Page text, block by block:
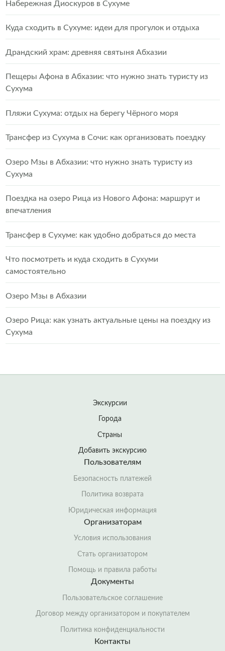
Набережная Диоскуров в Сухуме
Куда сходить в Сухуме: идеи для прогулок и отдыха
Драндский храм: древняя святыня Абхазии
Пещеры Афона в Абхазии: что нужно знать туристу из
Сухума
Пляжи Сухума: отдых на берегу Чёрного моря
Трансфер из Сухума в Сочи: как организовать поездку
Озеро Мзы в Абхазии: что нужно знать туристу из
Сухума
Поездка на озеро Рица из Нового Афона: маршрут и
впечатления
Трансфер в Сухуме: как удобно добраться до места
Что посмотреть и куда сходить в Сухуми
самостоятельно
Озеро Мзы в Абхазии
Озеро Рица: как узнать актуальные цены на поездку из
Сухума
Экскурсии
Города
Страны
Добавить экскурсию
Пользователям
Безопасность платежей
Политика возврата
Юридическая информация
Организаторам
Условия использования
Стать организатором
Помощь и правила работы
Документы
Пользовательское соглашение
Договор между организатором и покупателем
Политика конфиденциальности
Контакты